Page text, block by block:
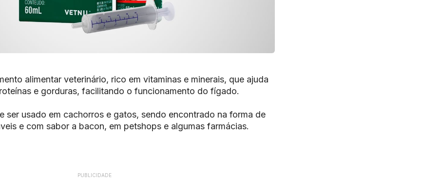
alimentar veterinário, rico em vitaminas e minerais, que ajuda
e gorduras, facilitando o funcionamento do fígado.
ser usado em cachorros e gatos, sendo encontrado na forma de
e com sabor a bacon, em petshops e algumas farmácias.
PUBLICIDADE